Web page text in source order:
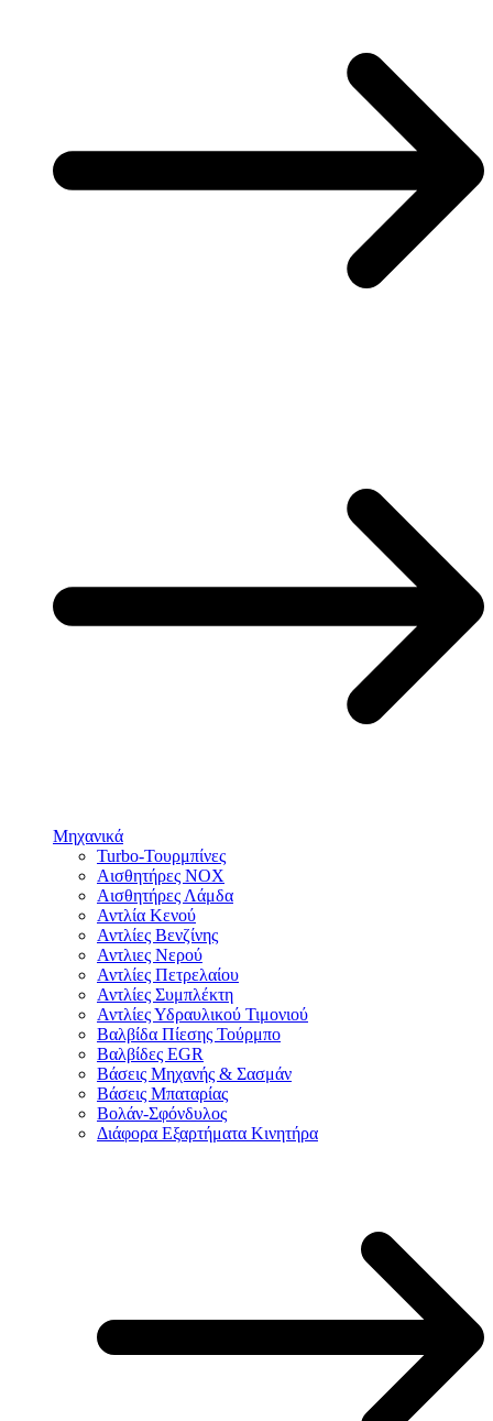
Μηχανικά
Turbo-Τουρμπίνες
Αισθητήρες NOX
Αισθητήρες Λάμδα
Αντλία Κενού
Αντλίες Βενζίνης
Αντλιες Νερού
Αντλίες Πετρελαίου
Αντλίες Συμπλέκτη
Αντλίες Υδραυλικού Τιμονιού
Βαλβίδα Πίεσης Τούρμπο
Βαλβίδες EGR
Βάσεις Μηχανής & Σασμάν
Βάσεις Μπαταρίας
Βολάν-Σφόνδυλος
Διάφορα Εξαρτήματα Κινητήρα